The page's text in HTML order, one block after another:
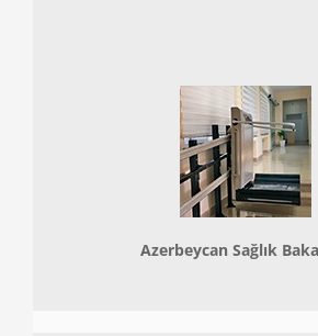
Azerbeycan Sağlık